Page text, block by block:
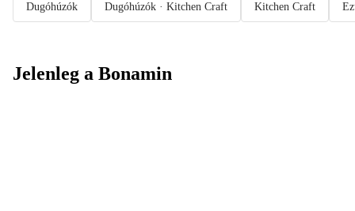
Dugóhúzók Dugóhúzók · Kitchen Craft Kitchen Craft
Jelenleg a Bonamin